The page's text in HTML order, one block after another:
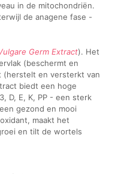
in de mitochondriën.
de anagene fase -
Germ Extract). Het
(beschermt en
(herstelt en versterkt van
biedt een hoge
D, E, K, PP - een sterk
gezond en mooi
maakt het
en tilt de wortels